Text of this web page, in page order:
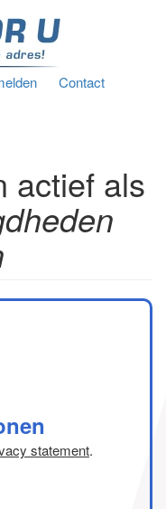
Contact
actief als
statement.